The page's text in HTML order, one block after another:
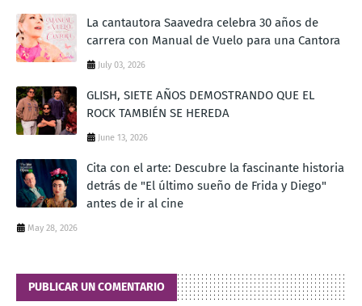
La cantautora Saavedra celebra 30 años de
carrera con Manual de Vuelo para una Cantora
July 03, 2026
GLISH, SIETE AÑOS DEMOSTRANDO QUE EL
ROCK TAMBIÉN SE HEREDA
June 13, 2026
Cita con el arte: Descubre la fascinante historia
detrás de "El último sueño de Frida y Diego"
antes de ir al cine
May 28, 2026
PUBLICAR UN COMENTARIO